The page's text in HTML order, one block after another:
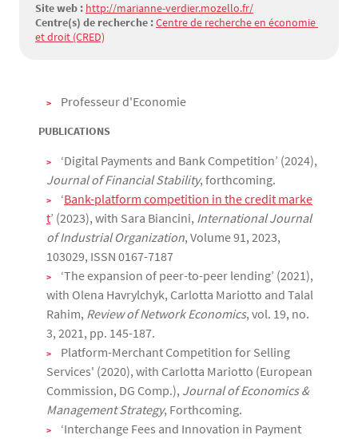
Site web : http://marianne-verdier.mozello.fr/
Centre(s) de recherche :Centre de recherche en économie
et droit (CRED)
TexteProfesseur d'Economie
PUBLICATIONS
‘Digital Payments and Bank Competition’ (2024),
Journal of Financial Stability, forthcoming.
‘Bank-platform competition in the credit marke
t’ (2023), with Sara Biancini, International Journal
of Industrial Organization, Volume 91, 2023,
103029, ISSN 0167-7187
‘The expansion of peer-to-peer lending’ (2021),
with Olena Havrylchyk, Carlotta Mariotto and Talal
Rahim, Review of Network Economics, vol. 19, no.
3, 2021, pp. 145-187.
Platform-Merchant Competition for Selling
Services' (2020), with Carlotta Mariotto (European
Commission, DG Comp.), Journal of Economics &
Management Strategy, Forthcoming.
‘Interchange Fees and Innovation in Payment